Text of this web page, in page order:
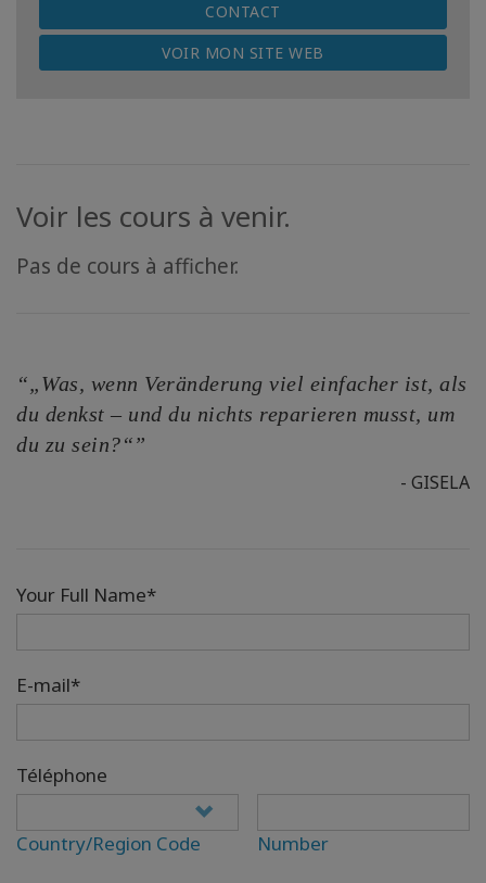
CONTACT
VOIR MON SITE WEB
Voir les cours à venir.
Pas de cours à afficher.
“„Was, wenn Veränderung viel einfacher ist, als
du denkst – und du nichts reparieren musst, um
du zu sein?“”
- GISELA
Your Full Name*
E-mail*
Téléphone
Country/Region Code
Number